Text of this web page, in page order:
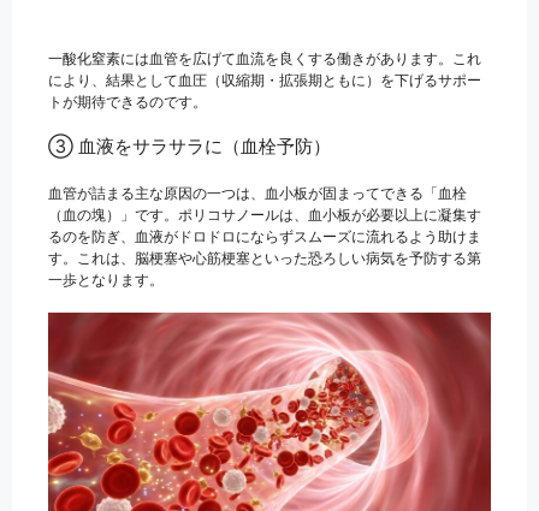
一酸化窒素には血管を広げて血流を良くする働きがあります。これ
により、結果として血圧（収縮期・拡張期ともに）を下げるサポー
トが期待できるのです。
③ 血液をサラサラに（血栓予防）
血管が詰まる主な原因の一つは、血小板が固まってできる「血栓
（血の塊）」です。ポリコサノールは、血小板が必要以上に凝集す
るのを防ぎ、血液がドロドロにならずスムーズに流れるよう助けま
す。これは、脳梗塞や心筋梗塞といった恐ろしい病気を予防する第
一歩となります。